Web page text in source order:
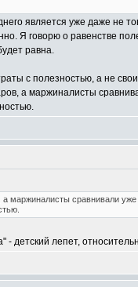
является уже даже не
Я говорю о равенстве
равна.
с полезностью, а не
а маржиналисты
маржиналисты сравнивали уже
- детский лепет,